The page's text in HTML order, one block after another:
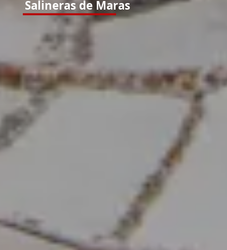
Salineras de Maras